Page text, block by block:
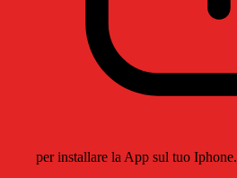
per installare la App sul tuo Iphone.